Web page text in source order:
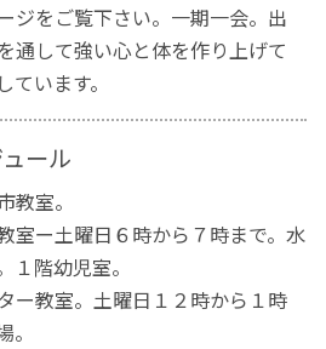
ジをご覧下さい。一期一会。出
通して強い心と体を作り上げて
います。
ール
教室。
室ー土曜日６時から７時まで。水
１階幼児室。
ー教室。土曜日１２時から１時